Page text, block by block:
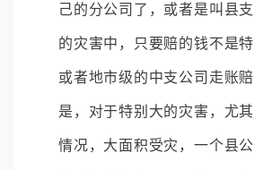
己的分公司了，或者是叫县
的灾害中，只要赔的钱不是
或者地市级的中支公司走账
是，对于特别大的灾害，尤
情况，大面积受灾，一个县